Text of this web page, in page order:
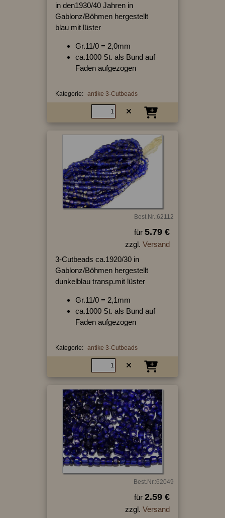
in den1930/40 Jahren in
Gablonz/Böhmen hergestellt
blau mit lüster
Gr.11/0 = 2,0mm
ca.1000 St. als Bund auf
Faden aufgezogen
Kategorie: antike 3-Cutbeads
Best.Nr.:62112
für 5.79 €
zzgl. Versand
3-Cutbeads ca.1920/30 in
Gablonz/Böhmen hergestellt
dunkelblau transp.mit lüster
Gr.11/0 = 2,1mm
ca.1000 St. als Bund auf
Faden aufgezogen
Kategorie: antike 3-Cutbeads
Best.Nr.:62049
für 2.59 €
zzgl. Versand